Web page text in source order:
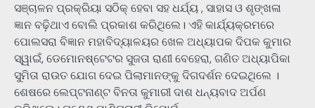
ସଞ୍ଚାଳନ ପ୍ରକ୍ରିୟା ସଠିକ୍ ହେବା ସହ ଧର୍ଯ୍ୟ , ସାହାସ ଓ ଶୃଙ୍ଖଳା
ଜ୍ଞାନ ବଢ଼ିଥାଏ ବୋଲି ପ୍ରକାଶ କରିଥିଲେ। ଏହି କାର୍ଯ୍ୟକ୍ରମରେ
ପୋଲସରା ବିଜ୍ଞାନ ମହାବିଦ୍ୟାଳୟର ଖେଳ ଅଧ୍ୟାପକ ଦିପକ କୁମାର
ସ୍ୱାଇଁ, ଡେମୋନଷ୍ଟେଟର ସୁଜତା ରାଣୀ ବେହେରା, ଗଣିତ ଅଧ୍ୟାପିକା
ସୁମିତା ରାଉତ ଯୋଗ ଦେଇ ପିଲାମାନଙ୍କୁ ଦିଗଦର୍ଶନ ଦେଇଥିଲେ ।
ଶେଷରେ ଲେପ୍ଟନାଣ୍ଟ ବିନତା କୁମାରୀ ଦାଶ ଧନ୍ୟବାଦ ଅର୍ପଣ